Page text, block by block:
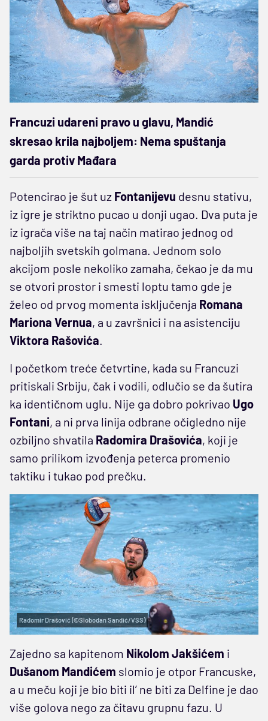
Francuzi udareni pravo u glavu, Mandić
skresao krila najboljem: Nema spuštanja
garda protiv Mađara
Potencirao je šut uz Fontanijevu desnu stativu,
iz igre je striktno pucao u donji ugao. Dva puta je
iz igrača više na taj način matirao jednog od
najboljih svetskih golmana. Jednom solo
akcijom posle nekoliko zamaha, čekao je da mu
se otvori prostor i smesti loptu tamo gde je
želeo od prvog momenta isključenja Romana
Mariona Vernua, a u završnici i na asistenciju
Viktora Rašovića
I početkom treće četvrtine, kada su Francuzi
pritiskali Srbiju, čak i vodili, odlučio se da šutira
ka identičnom uglu. Nije ga dobro pokrivao Ugo
Fontani, a ni prva linija odbrane očigledno nije
ozbiljno shvatila Radomira Drašovića, koji je
samo prilikom izvođenja peterca promenio
taktiku i tukao pod prečku.
Radomir Drašović (©Slobodan Sandić/VSS)
Zajedno sa kapitenom Nikolom Jakšićem i
Dušanom Mandićem slomio je otpor Francuske,
a u meču koji je bio biti il’ ne biti za Delfine je dao
više golova nego za čitavu grupnu fazu. U